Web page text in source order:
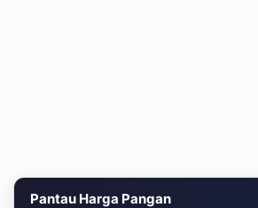
Pantau Harga Pangan